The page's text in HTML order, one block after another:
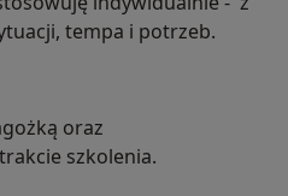
tempa i potrzeb.
oraz
szkolenia.